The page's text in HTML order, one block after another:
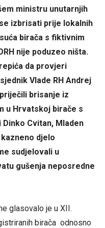
ministru unutarnjih
izbrisati prije lokalnih
birača s fiktivnim
nije poduzeo ništa.
da provjeri
Vlade RH Andrej
brisanje iz
u Hrvatskoj birače s
Cvitan, Mladen
djelo
sudjelovali u
gušenja neposredne
glasovalo je u XII.
birača odnosno